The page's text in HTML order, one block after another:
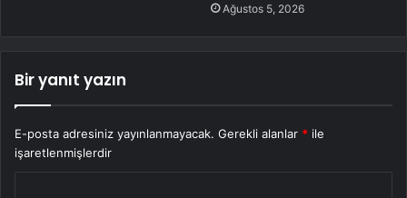
Ağustos 5, 2026
Bir yanıt yazın
E-posta adresiniz yayınlanmayacak. Gerekli alanlar * ile
işaretlenmişlerdir